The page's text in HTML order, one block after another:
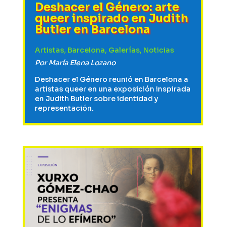
Deshacer el Género: arte
queer inspirado en Judith
Butler en Barcelona
Artistas, Barcelona, Galerías, Noticias
PorMaría Elena Lozano
Deshacer el Género reunió en Barcelona a
artistas queer en una exposición inspirada
en Judith Butler sobre identidad y
representación.